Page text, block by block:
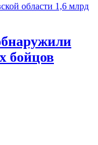
области 1,6 млрд
бойцов